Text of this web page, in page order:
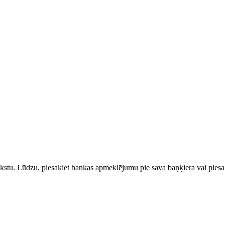
Lūdzu, piesakiet bankas apmeklējumu pie sava baņķiera vai